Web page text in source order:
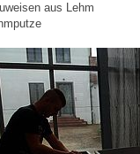
aus Lehm